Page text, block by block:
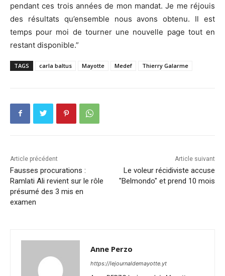
pendant ces trois années de mon mandat. Je me réjouis
des résultats qu’ensemble nous avons obtenu. Il est
temps pour moi de tourner une nouvelle page tout en
restant disponible.”
TAGS carla baltus Mayotte Medef Thierry Galarme
Article précédent
Fausses procurations :
Ramlati Ali revient sur le rôle
présumé des 3 mis en
examen
Article suivant
Le voleur récidiviste accuse
"Belmondo" et prend 10 mois
Anne Perzo
https://lejournaldemayotte.yt